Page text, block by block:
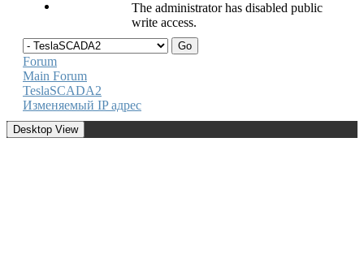
The administrator has disabled public
write access.
Forum
Main Forum
TeslaSCADA2
Изменяемый IP адрес
Desktop View